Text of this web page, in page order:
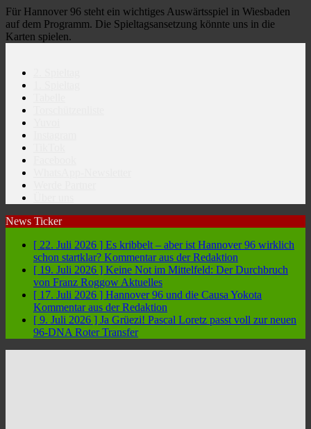
Für Hannover 96 steht ein wichtiges Auswärtsspiel in Wiesbaden
auf dem Programm. Die Spieltagsansetzung könnte uns in die
Karten spielen.
News Ticker
[ 22. Juli 2026 ] Es kribbelt – aber ist Hannover 96 wirklich
schon startklar? Kommentar aus der Redaktion
[ 19. Juli 2026 ] Keine Not im Mittelfeld: Der Durchbruch
von Franz Roggow Aktuelles
[ 17. Juli 2026 ] Hannover 96 und die Causa Yokota
Kommentar aus der Redaktion
[ 9. Juli 2026 ] Ja Grüezi! Pascal Loretz passt voll zur neuen
96-DNA Roter Transfer